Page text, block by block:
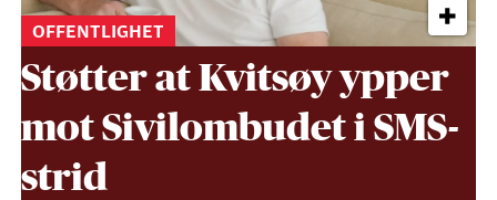
OFFENTLIGHET
Støtter at Kvitsøy ypper
mot Sivil­ombudet i SMS-
strid